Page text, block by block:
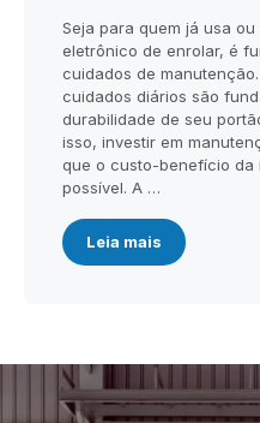
Seja para quem já usa
eletrônico de enrolar, é
cuidados de
cuidados diários são
durabilidade de seu
isso, investir em
que o custo-benefício da
possível. A …
Leia mais